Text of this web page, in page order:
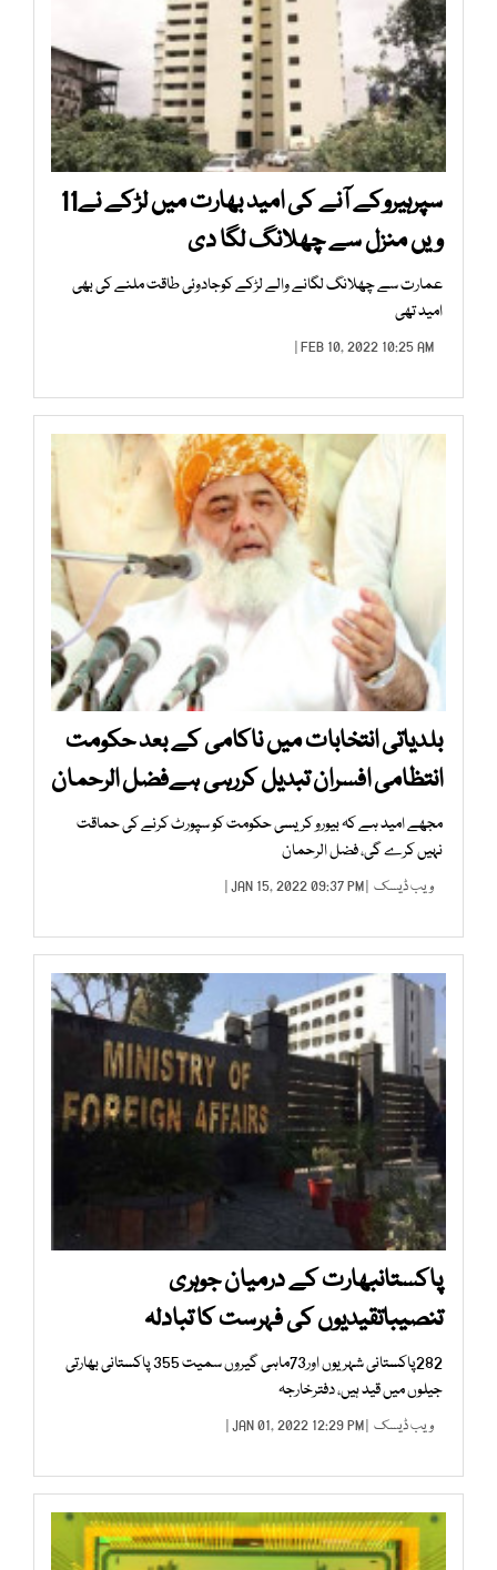
سپرہیروکے آنے کی امید بھارت میں لڑکے نے11
ویں منزل سے چھلانگ لگا دی
عمارت سے چھلانگ لگانے والے لڑکے کوجادوئی طاقت ملنے کی بھی
امید تھی
FEB 10, 2022 10:25 AM |
بلدیاتی انتخابات میں ناکامی کے بعد حکومت
انتظامی افسران تبدیل کررہی ہےفضل الرحمان
مجھے امید ہے کہ بیورو کریسی حکومت کو سپورٹ کرنے کی حماقت
نہیں کرے گی، فضل الرحمان
ویب ڈیسک | JAN 15, 2022 09:37 PM |
پاکستانبھارت کے درمیان جوہری
تنصیباتقیدیوں کی فہرست کا تبادلہ
282پاکستانی شہریوں اور73ماہی گیروں سمیت 355 پاکستانی بھارتی
جیلوں میں قید ہیں، دفترخارجہ
ویب ڈیسک | JAN 01, 2022 12:29 PM |